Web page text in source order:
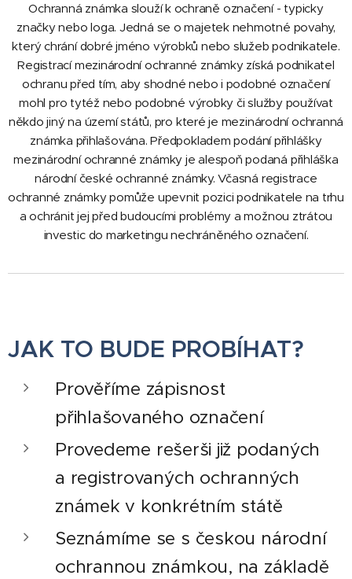
Ochranná známka slouží k ochraně označení - typicky
značky nebo loga. Jedná se o majetek nehmotné povahy,
který chrání dobré jméno výrobků nebo služeb podnikatele.
Registrací mezinárodní ochranné známky získá podnikatel
ochranu před tím, aby shodné nebo i podobné označení
mohl pro tytéž nebo podobné výrobky či služby používat
někdo jiný na území států, pro které je mezinárodní ochranná
známka přihlašována. Předpokladem podání přihlášky
mezinárodní ochranné známky je alespoň podaná přihláška
národní české ochranné známky. Včasná registrace
ochranné známky pomůže upevnit pozici podnikatele na trhu
a ochránit jej před budoucími problémy a možnou ztrátou
investic do marketingu nechráněného označení.
JAK TO BUDE PROBÍHAT?
Prověříme zápisnost
přihlašovaného označení
Provedeme rešerši již podaných
a registrovaných ochranných
známek v konkrétním státě
Seznámíme se s českou národní
ochrannou známkou, na základě